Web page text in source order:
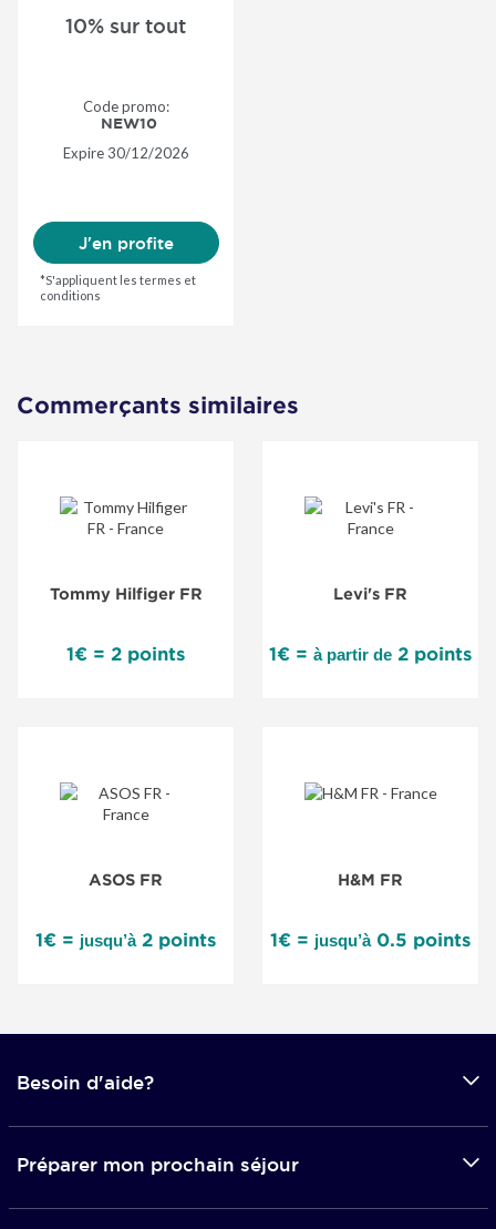
10% sur tout
Code promo:
NEW10
Expire 30/12/2026
*S'appliquent les termes et
conditions
J'en profite
Commerçants similaires
Tommy Hilfiger FR
1€ = 2 points
Levi's FR
1€ = à partir de 2 points
ASOS FR
1€ = jusqu’à2 points
H&M FR
1€ = jusqu’à0.5 points
Besoin d'aide?
Préparer mon prochain séjour